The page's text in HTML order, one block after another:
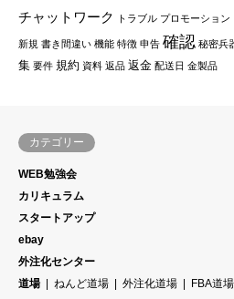
チャットワーク トラブル プロモーション
新規 書き間違い 機能 特徴 申告 確認 秘密兵
集 要件 規約 資料 返品 返金 配送日 金製品
カテゴリー
WEB勉強会
カリキュラム
スタートアップ
ebay
外注化センター
道場
ねんど道場 外注化道場 FBA道場